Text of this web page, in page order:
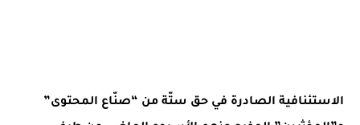
الاستئنافية الصادرة في حق ستّة من “صنّاع المحتوى”